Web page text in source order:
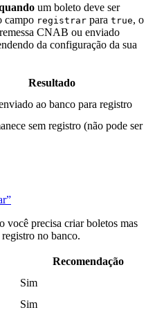
um boleto deve ser
campo registrar para true, o
CNAB ou enviado
da configuração da sua
Resultado
ao banco para registro
sem registro (não pode ser
você precisa criar boletos mas
no banco.
Recomendação
Sim
Sim